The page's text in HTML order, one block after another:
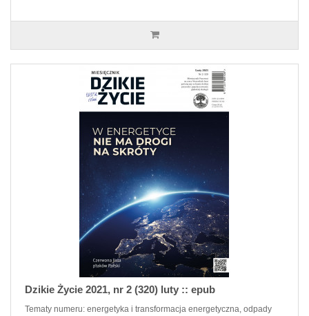
Dzikie Życie 2021, nr 2 (320) luty :: epub
Tematy numeru: energetyka i transformacja energetyczna, odpady